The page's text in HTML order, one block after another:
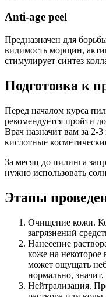
Anti-age peel
Предназначен для
видимость морщин,
стимулирует синтез
Подготовка к
Перед началом курса
рекомендуется пройти
Врач назначит вам за 2-3
кислотные
За месяц до пилинга
нужно использовать
Этапы
Очищение кожи.
загрязнений
Нанесение
коже на некоторое
может ощущать
нормально,
Нейтрализация.